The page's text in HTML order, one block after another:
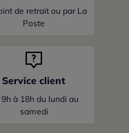
de retrait ou par La
Poste
Service client
à 18h du lundi au
samedi